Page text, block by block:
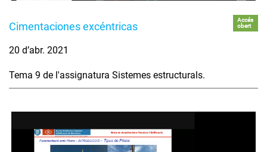
Cimentaciones excéntricas
Accés
obert
20 d’abr. 2021
Tema 9 de l'assignatura Sistemes estructurals.